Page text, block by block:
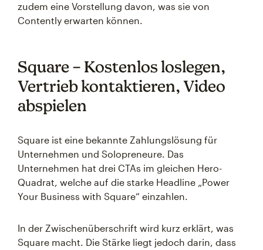
zudem eine Vorstellung davon, was sie von
Contently erwarten können.
Square – Kostenlos loslegen,
Vertrieb kontaktieren, Video
abspielen
Square ist eine bekannte Zahlungslösung für
Unternehmen und Solopreneure. Das
Unternehmen hat drei CTAs im gleichen Hero-
Quadrat, welche auf die starke Headline „Power
Your Business with Square“ einzahlen.
In der Zwischenüberschrift wird kurz erklärt, was
Square macht. Die Stärke liegt jedoch darin, dass